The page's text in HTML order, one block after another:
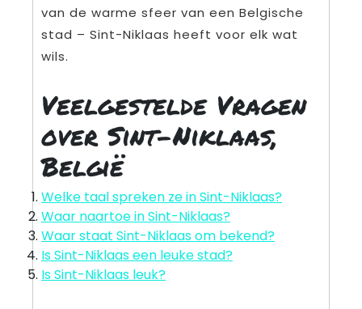
van de warme sfeer van een Belgische
stad – Sint-Niklaas heeft voor elk wat
wils.
Veelgestelde Vragen
over Sint-Niklaas,
België
Welke taal spreken ze in Sint-Niklaas?
Waar naartoe in Sint-Niklaas?
Waar staat Sint-Niklaas om bekend?
Is Sint-Niklaas een leuke stad?
Is Sint-Niklaas leuk?